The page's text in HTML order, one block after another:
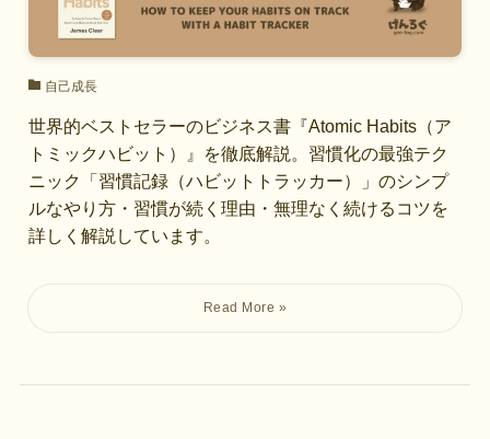
自己成長
世界的ベストセラーのビジネス書『Atomic Habits（ア
トミックハビット）』を徹底解説。習慣化の最強テク
ニック「習慣記録（ハビットトラッカー）」のシンプ
ルなやり方・習慣が続く理由・無理なく続けるコツを
詳しく解説しています。